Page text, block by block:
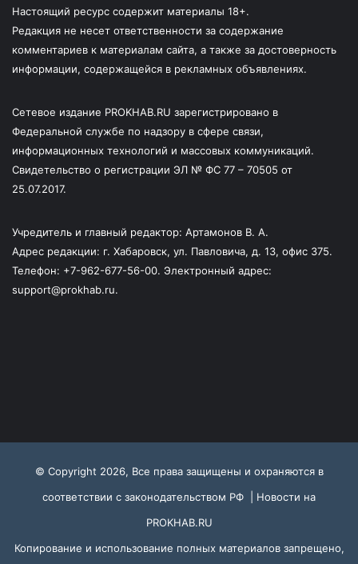
Настоящий ресурс содержит материалы 18+.
Редакция не несет ответственности за содержание
комментариев к материалам сайта, а также за достоверность
информации, содержащейся в рекламных объявлениях.
Сетевое издание PROKHAB.RU зарегистрировано в
Федеральной службе по надзору в сфере связи,
информационных технологий и массовых коммуникаций.
Свидетельство о регистрации ЭЛ № ФС 77 – 70505 от
25.07.2017.
Учредитель и главный редактор: Артамонов В. А.
Адрес редакции: г. Хабаровск, ул. Павловича, д. 13, офис 375.
Телефон: +7-962-677-56-00. Электронный адрес:
support@prokhab.ru.
© Copyright 2026, Все права защищены и охраняются в
соответствии с законодательством РФ | Новости на
PROKHAB.RU
Копирование и использование полных материалов запрещено,